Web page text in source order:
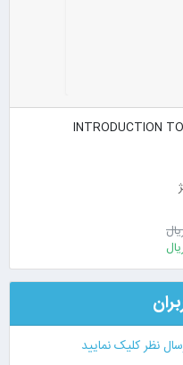
INTRODUCTION
نظر کلیک نمایید